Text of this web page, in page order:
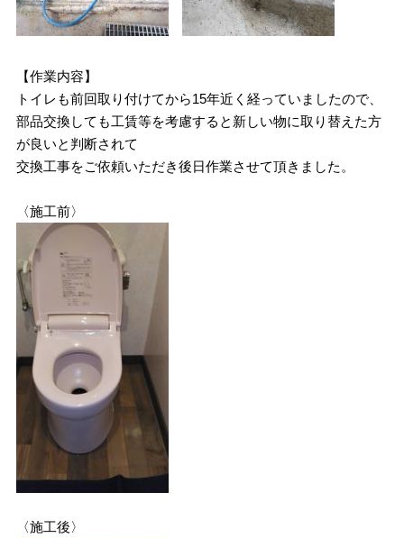
【作業内容】
トイレも前回取り付けてから15年近く経っていましたので、
部品交換しても工賃等を考慮すると新しい物に取り替えた方
が良いと判断されて
交換工事をご依頼いただき後日作業させて頂きました。
〈施工前〉
〈施工後〉